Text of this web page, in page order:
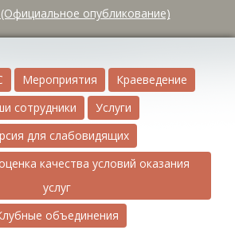
опубликование)
Мероприятия
Краеведение
сотрудники
Услуги
для слабовидящих
качества условий оказания
услуг
объединения